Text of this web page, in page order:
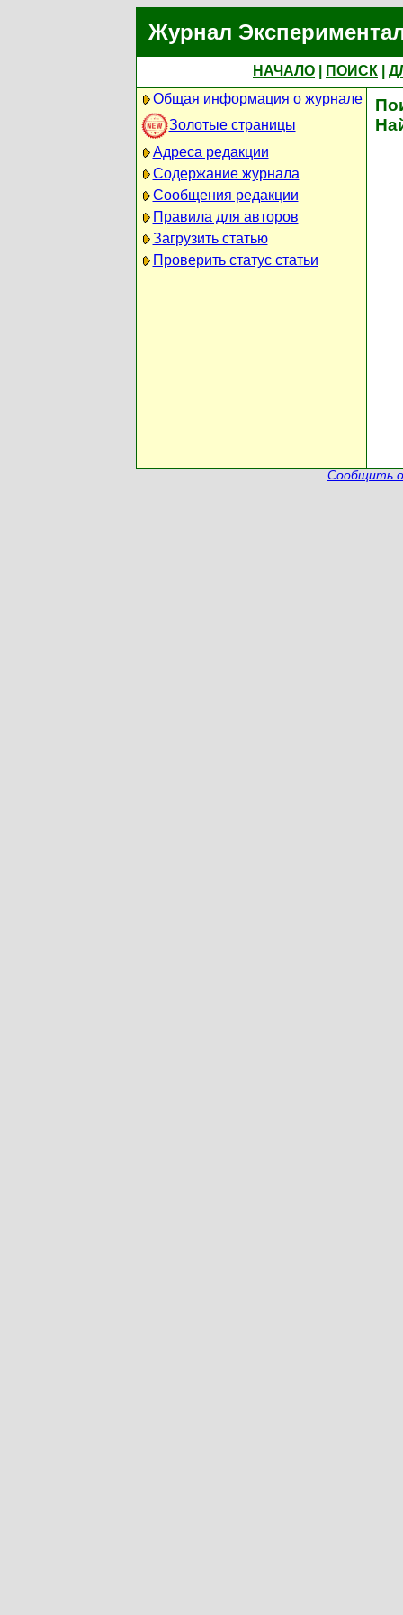
Журнал
НАЧАЛО ПОИСК
Общая информация о журнале
Золотые страницы
Адреса редакции
Содержание журнала
Сообщения редакции
Правила для авторов
Загрузить статью
Проверить статус статьи
Сообщить о